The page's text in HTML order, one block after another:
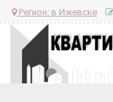
Регион: в Ижевске